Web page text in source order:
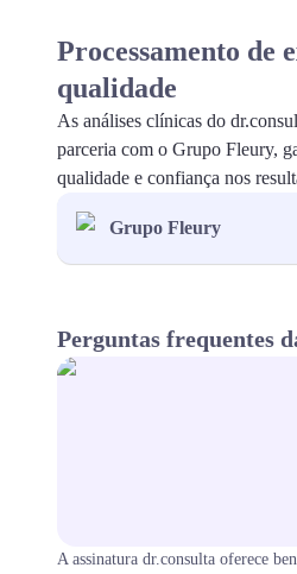
Processamento de
qualidade
As análises clínicas do
parceria com o Grupo Fleury,
qualidade e confiança nos
Grupo Fleury
Perguntas frequentes
A assinatura dr.consulta oferece